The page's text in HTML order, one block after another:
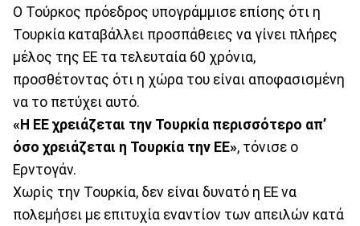
Ο Τούρκος πρόεδρος υπογράμμισε επίσης ότι η
Τουρκία καταβάλλει προσπάθειες να γίνει πλήρες
μέλος της ΕΕ τα τελευταία 60 χρόνια,
προσθέτοντας ότι η χώρα του είναι αποφασισμένη
να το πετύχει αυτό.
«Η ΕΕ χρειάζεται την Τουρκία περισσότερο απ’
όσο χρειάζεται η Τουρκία την ΕΕ», τόνισε ο
Ερντογάν.
Χωρίς την Τουρκία, δεν είναι δυνατό η ΕΕ να
πολεμήσει με επιτυχία εναντίον των απειλών κατά